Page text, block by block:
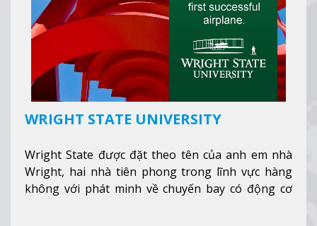
WRIGHT STATE UNIVERSITY
Wright State được đặt theo tên của anh em nhà
Wright, hai nhà tiên phong trong lĩnh vực hàng
không với phát minh về chuyến bay có động cơ